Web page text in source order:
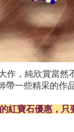
作，純欣賞當然
帶一些精采的作
紅寶石優惠，只